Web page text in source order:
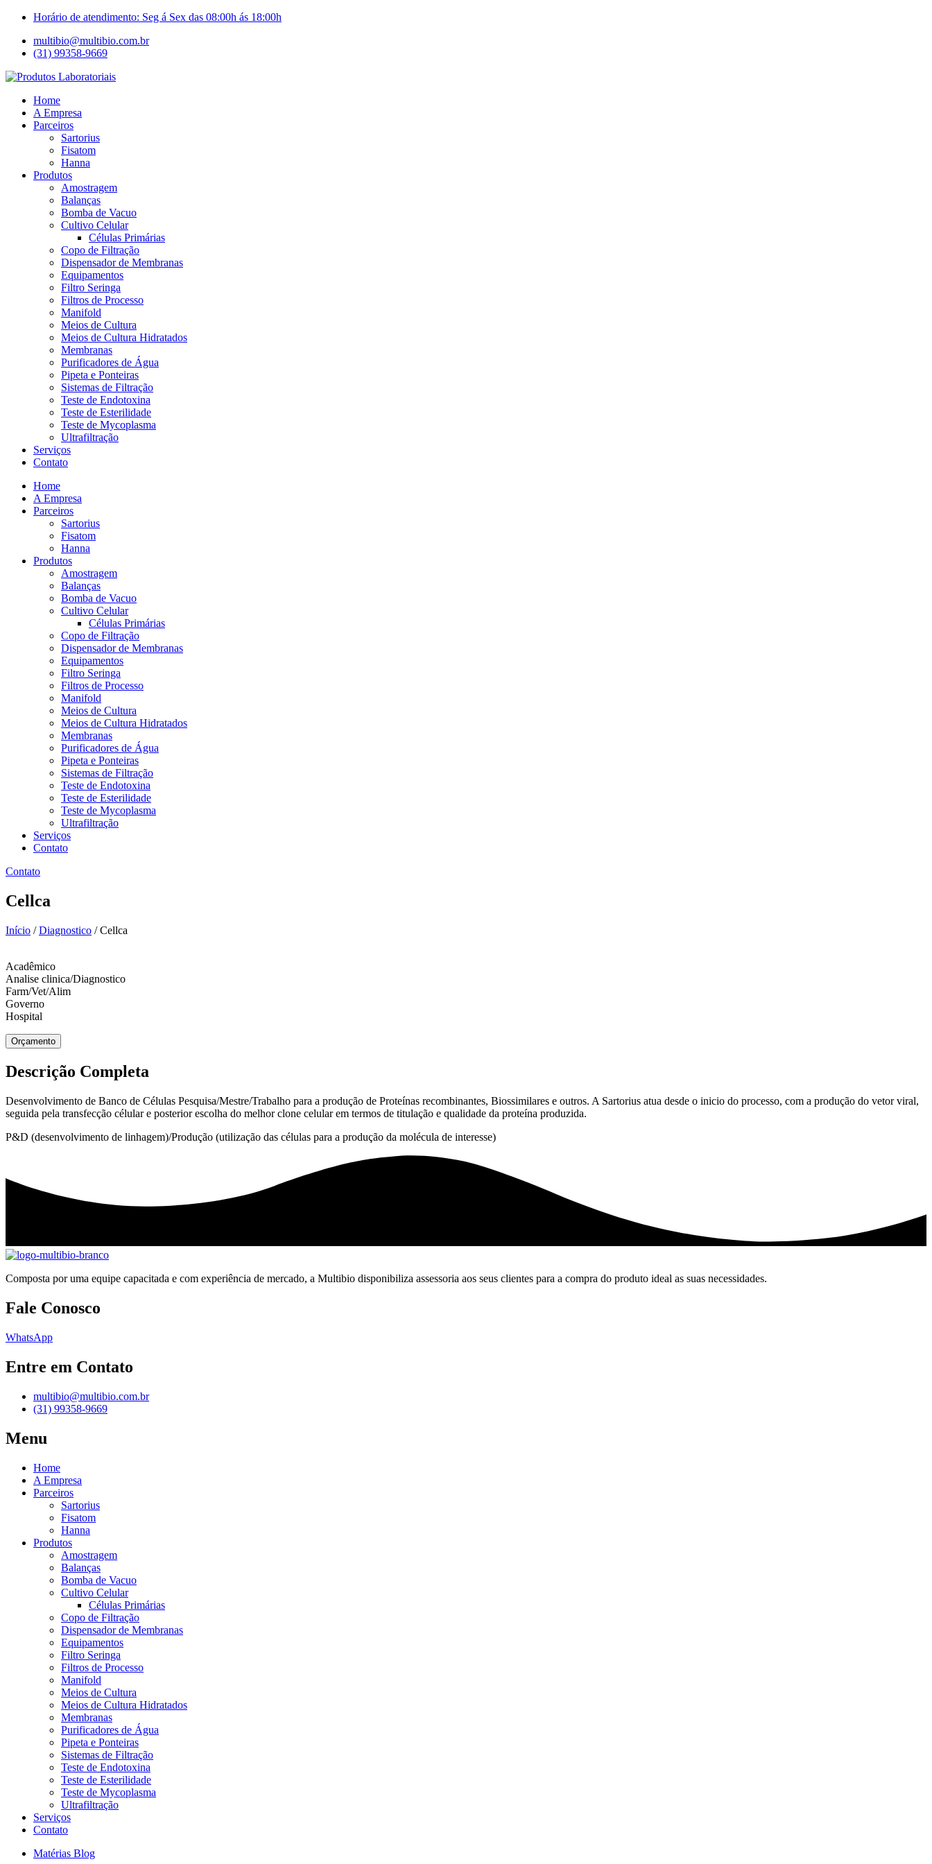
conteúdo
Horário de atendimento: Seg á Sex das 08:00h ás 18:00h
multibio@multibio.com.br
(31) 99358-9669
Home
A Empresa
Parceiros
Sartorius
Fisatom
Hanna
Produtos
Amostragem
Balanças
Bomba de Vacuo
Cultivo Celular
Células Primárias
Copo de Filtração
Dispensador de Membranas
Equipamentos
Filtro Seringa
Filtros de Processo
Manifold
Meios de Cultura
Meios de Cultura Hidratados
Membranas
Purificadores de Água
Pipeta e Ponteiras
Sistemas de Filtração
Teste de Endotoxina
Teste de Esterilidade
Teste de Mycoplasma
Ultrafiltração
Serviços
Contato
Home
A Empresa
Parceiros
Sartorius
Fisatom
Hanna
Produtos
Amostragem
Balanças
Bomba de Vacuo
Cultivo Celular
Células Primárias
Copo de Filtração
Dispensador de Membranas
Equipamentos
Filtro Seringa
Filtros de Processo
Manifold
Meios de Cultura
Meios de Cultura Hidratados
Membranas
Purificadores de Água
Pipeta e Ponteiras
Sistemas de Filtração
Teste de Endotoxina
Teste de Esterilidade
Teste de Mycoplasma
Ultrafiltração
Serviços
Contato
Contato
Cellca
Início /Diagnostico / Cellca
Acadêmico
Analise clinica/Diagnostico
Farm/Vet/Alim
Governo
Hospital
Orçamento
Descrição Completa
Desenvolvimento de Banco de Células Pesquisa/Mestre/Trabalho para a produção de Proteínas recombinantes, Biossimilares e outros. A Sartorius atua desde o inicio do processo, com a produção do vetor viral,
seguida pela transfecção célular e posterior escolha do melhor clone celular em termos de titulação e qualidade da proteína produzida.
P&D (desenvolvimento de linhagem)/Produção (utilização das células para a produção da molécula de interesse)
Composta por uma equipe capacitada e com experiência de mercado, a Multibio disponibiliza assessoria aos seus clientes para a compra do produto ideal as suas necessidades.
Fale Conosco
WhatsApp
Entre em Contato
multibio@multibio.com.br
(31) 99358-9669
Menu
Home
A Empresa
Parceiros
Sartorius
Fisatom
Hanna
Produtos
Amostragem
Balanças
Bomba de Vacuo
Cultivo Celular
Células Primárias
Copo de Filtração
Dispensador de Membranas
Equipamentos
Filtro Seringa
Filtros de Processo
Manifold
Meios de Cultura
Meios de Cultura Hidratados
Membranas
Purificadores de Água
Pipeta e Ponteiras
Sistemas de Filtração
Teste de Endotoxina
Teste de Esterilidade
Teste de Mycoplasma
Ultrafiltração
Serviços
Contato
Matérias Blog